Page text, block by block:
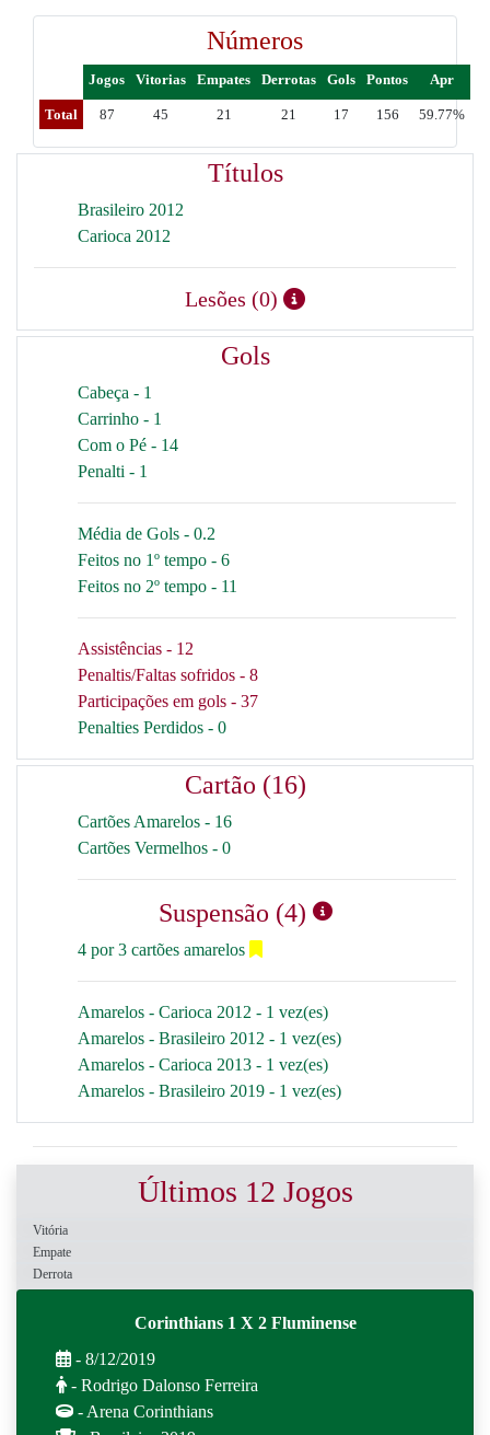
Números
Jogos Vitorias Empates Derrotas Gols Pontos Apr
Total 87 45 21 21 17 156 59.77%
Títulos
Brasileiro 2012
Carioca 2012
Lesões (0)
Gols
Cabeça - 1
Carrinho - 1
Com o Pé - 14
Penalti - 1
Média de Gols - 0.2
Feitos no 1º tempo - 6
Feitos no 2º tempo - 11
Assistências - 12
Penaltis/Faltas sofridos - 8
Participações em gols - 37
Penalties Perdidos - 0
Cartão (16)
Cartões Amarelos - 16
Cartões Vermelhos - 0
Suspensão (4)
4 por 3 cartões amarelos
Amarelos - Carioca 2012 - 1 vez(es)
Amarelos - Brasileiro 2012 - 1 vez(es)
Amarelos - Carioca 2013 - 1 vez(es)
Amarelos - Brasileiro 2019 - 1 vez(es)
Últimos 12 Jogos
Vitória
Empate
Derrota
Corinthians 1 X 2 Fluminense
- 8/12/2019
- Rodrigo Dalonso Ferreira
- Arena Corinthians